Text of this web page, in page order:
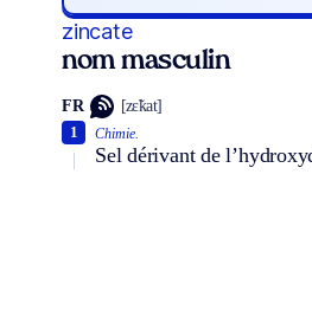
zincate
nom masculin
FR [zɛ̃kat]
Chimie.
Sel dérivant de
1